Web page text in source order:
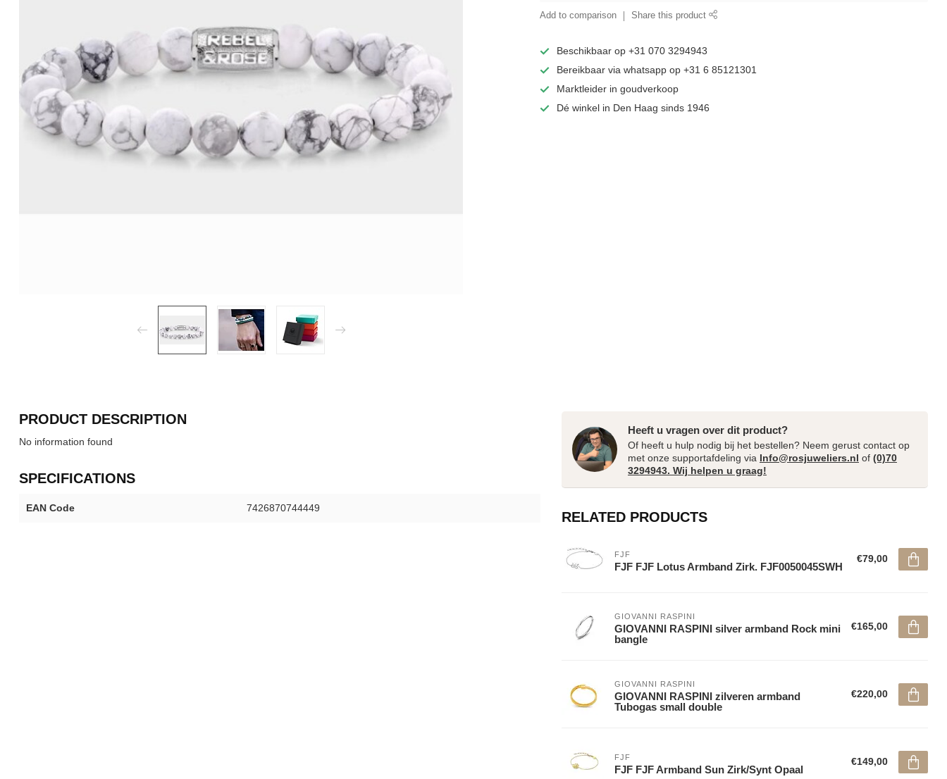
Add to comparison Share this product
Beschikbaar op +31 070 3294943
Bereikbaar via whatsapp op +31 6 85121301
Marktleider in goudverkoop
Dé winkel in Den Haag sinds 1946
PRODUCT DESCRIPTION
No information found
SPECIFICATIONS
EAN Code 7426870744449
Heeft u vragen over dit product?
Of heeft u hulp nodig bij het bestellen? Neem gerust contact op
met onze supportafdeling via Info@rosjuweliers.nl of (0)70
3294943. Wij helpen u graag!
RELATED PRODUCTS
FJF
FJF FJF Lotus Armband Zirk. FJF0050045SWH
€79,00
GIOVANNI RASPINI
GIOVANNI RASPINI silver armband Rock mini
bangle
€165,00
GIOVANNI RASPINI
GIOVANNI RASPINI zilveren armband
Tubogas small double
€220,00
FJF
FJF FJF Armband Sun Zirk/Synt Opaal
€149,00